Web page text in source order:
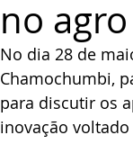
no agro
No dia 28 de
Chamochumbi,
para discutir os
inovação